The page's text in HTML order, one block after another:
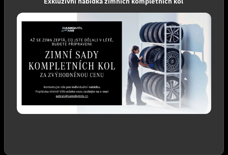
Nepřehlédněte
Servis
Důležité Sociální sítě